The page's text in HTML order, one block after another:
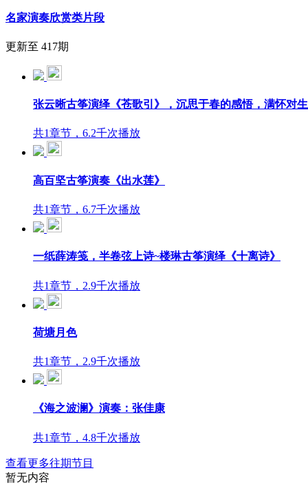
名家演奏欣赏类片段
更新至 417期
张云晰古筝演绎《苍歌引》，沉思于春的感悟，满怀对
共1章节，6.2千次播放
高百坚古筝演奏《出水莲》
共1章节，6.7千次播放
一纸薛涛笺，半卷弦上诗~楼琳古筝演绎《十离诗》
共1章节，2.9千次播放
荷塘月色
共1章节，2.9千次播放
《海之波澜》演奏：张佳康
共1章节，4.8千次播放
查看更多往期节目
暂无内容